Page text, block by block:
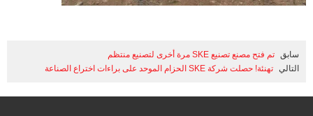
سابق تم فتح مصنع تصنيع SKE مرة أخرى لتصنيع منتظم
التالي تهنئة! حصلت شركة SKE الحزام الموحد على براءات اختراع الصناعة